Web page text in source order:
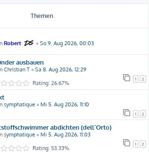
Themen
Robert « So 9. Aug 2026, 00:03
ausbauen
Christian T « Sa 8. Aug 2026, 12:29
1 2
Rating: 26.67%
symphatique « Mi 5. Aug 2026, 11:10
1 2
abdichten (dell´Orto)
symphatique « Mi 5. Aug 2026, 11:03
1 2
Rating: 53.33%